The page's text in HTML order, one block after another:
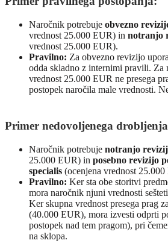
Naročnik potrebuje obvezno
vrednost 25.000 EUR) in notranjo
vrednost 25.000 EUR).
Pravilno: Za obvezno revizijo
odda skladno z internimi pravili. Za
vrednost 25.000 EUR ne presega
postopek naročila male vrednosti.
Primer nedovoljenega
Naročnik potrebuje notranjo
25.000 EUR) in posebno revizijo
specialis (ocenjena vrednost
Pravilno: Ker sta obe storitvi
mora naročnik njuni vrednosti
Ker skupna vrednost presega prag
(40.000 EUR), mora izvesti odprti
postopek nad tem pragom), pri
na sklopa.